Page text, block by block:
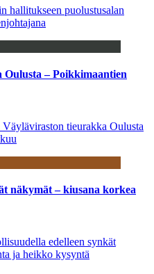
hallitukseen puolustusalan
– Poikkimaantien
tieurakka Oulusta
näkymät – kiusana korkea
edelleen synkät
ja heikko kysyntä